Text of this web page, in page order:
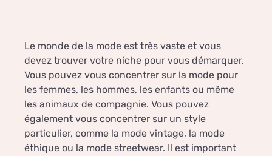
Le monde de la mode est très vaste et vous
devez trouver votre niche pour vous démarquer.
Vous pouvez vous concentrer sur la mode pour
les femmes, les hommes, les enfants ou même
les animaux de compagnie. Vous pouvez
également vous concentrer sur un style
particulier, comme la mode vintage, la mode
éthique ou la mode streetwear. Il est important